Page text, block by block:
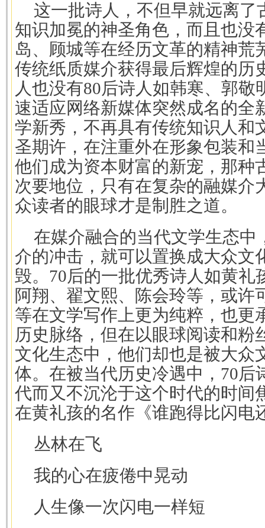
这一批诗人，不但早就远离了
知识加冕的神圣角色，而且也没
岛、顾城等在经历文革的精神荒
传统纸质媒介获得最后辉煌的历
人也没有80后诗人如韩寒、郭敬
速适应网络新媒体突然成名的全
学新秀，不再具有传统知识人和
圣期许，在注重外在形象包装和
他们成为资本财富的新宠，那种
次要地位，只有在复杂的融媒介
众读者的眼球才是制胜之道。
在媒介融合的当代文学生态中
介的冲击，就可以置换成大众文
毁。70后的一批优秀诗人如黄礼
阿翔、翟文熙、陈会玲等，或许
等在文学写作上更为纯粹，也更
历史脉络，但在以眼球阅读和粉
文化生态中，他们却也是被大众
体。在被当代历史冷遇中，70后
代而又不沉沦于这个时代的时间
在黄礼孩的名作《谁跑得比闪电
丛林在飞
我的心在疲倦中晃动
人生像一次闪电一样短